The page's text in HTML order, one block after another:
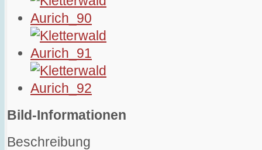
Bild-Informationen
Beschreibung